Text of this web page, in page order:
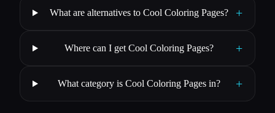
What are alternatives to Cool Coloring Pages? +
Where can I get Cool Coloring Pages? +
What category is Cool Coloring Pages in? +